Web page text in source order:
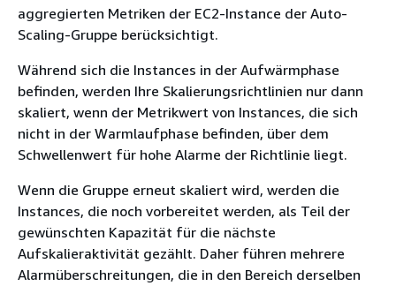
aggregierten Metriken der EC2-Instance der Auto-
Scaling-Gruppe berücksichtigt.
Während sich die Instances in der Aufwärmphase
befinden, werden Ihre Skalierungsrichtlinien nur dann
skaliert, wenn der Metrikwert von Instances, die sich
nicht in der Warmlaufphase befinden, über dem
Schwellenwert für hohe Alarme der Richtlinie liegt.
Wenn die Gruppe erneut skaliert wird, werden die
Instances, die noch vorbereitet werden, als Teil der
gewünschten Kapazität für die nächste
Aufskalieraktivität gezählt. Daher führen mehrere
Alarmüberschreitungen, die in den Bereich derselben